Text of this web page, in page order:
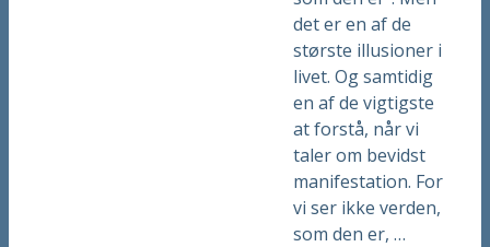
det er en af de
største illusioner i
livet. Og samtidig
en af de vigtigste
at forstå, når vi
taler om bevidst
manifestation. For
vi ser ikke verden,
som den er, …